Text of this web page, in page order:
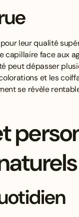
leur qualité
face aux
peut dépasser
et les
se révèle